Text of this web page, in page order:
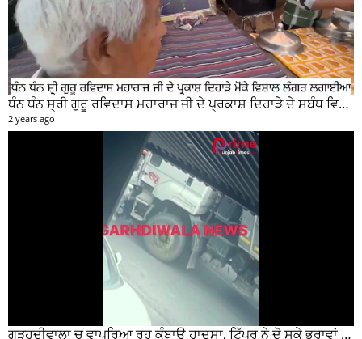
ਧੰਨ ਧੰਨ ਸ੍ਰੀ ਗੁਰੂ ਰਵਿਦਾਸ ਮਹਾਰਾਜ ਜੀ ਦੇ ਪ੍ਰਕਾਸ਼ ਦਿਹਾੜੇ ਦੇ ਸਬੰਧ ਵਿਚ ਮੇਨ ਰੋੜ ਵਿਖੇ ਲਾਗਾਇਆ ਵਿਸ਼ਾਲ ਲੰਗਰ
2 years ago
ਗੜ੍ਹਦੀਵਾਲਾ ਚ ਵਾਪਰਿਆ ਰੂਹ ਕੰਬਾਊ ਹਾਦਸਾ, ਟਿੱਪਰ ਨੇ ਦੋ ਸਕੇ ਭਰਾਵਾਂ ਨੂੰ ਕੁਚਲਿਆ, ਸੀਸੀਟੀਵੀ ਫੁਟੇਜ ਵੀ ਆਈ ਸਾਹਮਣੇ